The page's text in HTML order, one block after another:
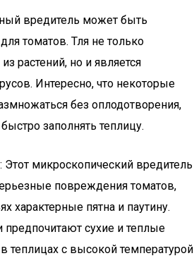
вредитель может быть
томатов. Тля не только
растений, но и является
Интересно, что некоторые
без оплодотворения,
заполнять теплицу.
: Этот микроскопический вредитель
повреждения томатов,
характерные пятна и паутину.
сухие и теплые
теплицах с высокой температурой